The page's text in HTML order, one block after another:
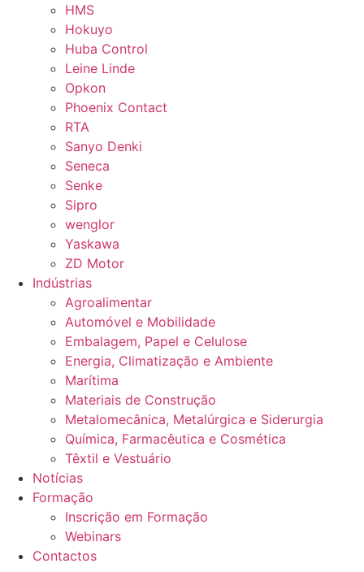
HMS
Hokuyo
Huba Control
Leine Linde
Opkon
Phoenix Contact
RTA
Sanyo Denki
Seneca
Senke
Sipro
wenglor
Yaskawa
ZD Motor
Indústrias
Agroalimentar
Automóvel e Mobilidade
Embalagem, Papel e Celulose
Energia, Climatização e Ambiente
Marítima
Materiais de Construção
Metalomecânica, Metalúrgica e Siderurgia
Química, Farmacêutica e Cosmética
Têxtil e Vestuário
Notícias
Formação
Inscrição em Formação
Webinars
Contactos